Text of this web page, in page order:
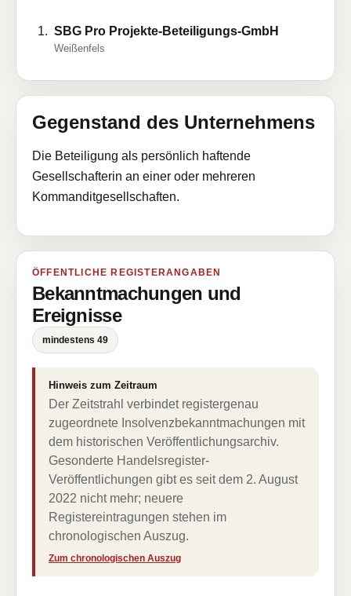
SBG Pro Projekte-Beteiligungs-GmbH
Weißenfels
Gegenstand des Unternehmens
Die Beteiligung als persönlich haftende
Gesellschafterin an einer oder mehreren
Kommanditgesellschaften.
ÖFFENTLICHE REGISTERANGABEN
Bekanntmachungen und
Ereignisse
mindestens 49
Hinweis zum Zeitraum
Der Zeitstrahl verbindet registergenau
zugeordnete Insolvenzbekanntmachungen mit
dem historischen Veröffentlichungsarchiv.
Gesonderte Handelsregister-
Veröffentlichungen gibt es seit dem 2. August
2022 nicht mehr; neuere
Registereintragungen stehen im
chronologischen Auszug.
Zum chronologischen Auszug